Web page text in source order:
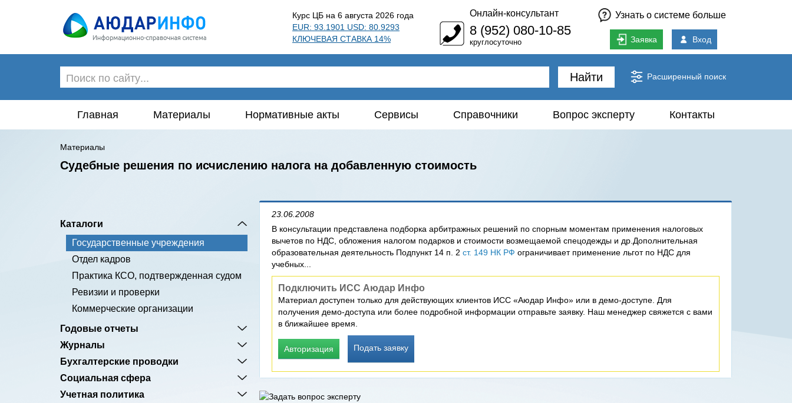
Курс ЦБ на 6 августа 2026 года
EUR: 93.1901 USD: 80.9293
КЛЮЧЕВАЯ СТАВКА 14%
Онлайн-консультант
8 (952) 080-10-85
круглосуточно
Узнать о системе больше
Заявка Вход
Найти Расширенный поиск
Главная Материалы Нормативные акты Сервисы Справочники Вопрос эксперту Контакты
Материалы
Судебные решения по исчислению налога на добавленную стоимость
Каталоги
Государственные учреждения
Отдел кадров
Практика КСО, подтвержденная судом
Ревизии и проверки
Коммерческие организации
Годовые отчеты
Журналы
Бухгалтерские проводки
Социальная сфера
Учетная политика
23.06.2008
В консультации представлена подборка арбитражных решений по спорным моментам применения налоговых
вычетов по НДС, обложения налогом подарков и стоимости возмещаемой спецодежды и др.Дополнительная
образовательная деятельность Подпункт 14 п. 2 ст. 149 НК РФ ограничивает применение льгот по НДС для
учебных...
Подключить ИСС Аюдар Инфо
Материал доступен только для действующих клиентов ИСС «Аюдар Инфо» или в демо-доступе. Для
получения демо-доступа или более подробной информации отправьте заявку. Наш менеджер свяжется с вами
в ближайшее время.
Авторизация Подать заявку